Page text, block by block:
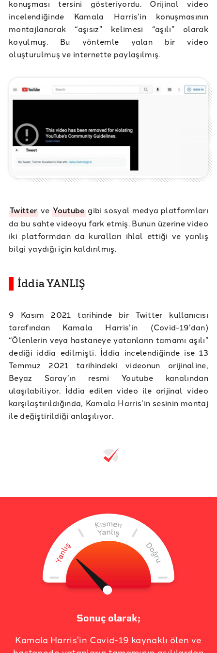
konuşması tersini gösteriyordu. Orijinal video
incelendiğinde Kamala Harris’in konuşmasının
montajlanarak “aşısız” kelimesi “aşılı” olarak
koyulmuş. Bu yöntemle yalan bir video
oluşturulmuş ve internette paylaşılmış.
Twitter veYoutubegibi sosyal medya platformları
da bu sahte videoyu fark etmiş. Bunun üzerine video
iki platformdan da kuralları ihlal ettiği ve yanlış
bilgi yaydığı için kaldırılmış.
İddia YANLIŞ
9 Kasım 2021 tarihinde bir Twitter kullanıcısı
tarafından Kamala Harris’in (Covid-19’dan)
“Ölenlerin veya hastaneye yatanların tamamı aşılı”
dediği iddia edilmişti. İddia incelendiğinde ise 13
Temmuz 2021 tarihindeki videonun orijinaline,
Beyaz Saray’ın resmi Youtube kanalından
ulaşılabiliyor. İddia edilen video ile orijinal video
karşılaştırıldığında, Kamala Harris’in sesinin montaj
ile değiştirildiği anlaşılıyor.
Sonuç olarak;
Kamala Harris'in Covid-19 kaynaklı ölen ve